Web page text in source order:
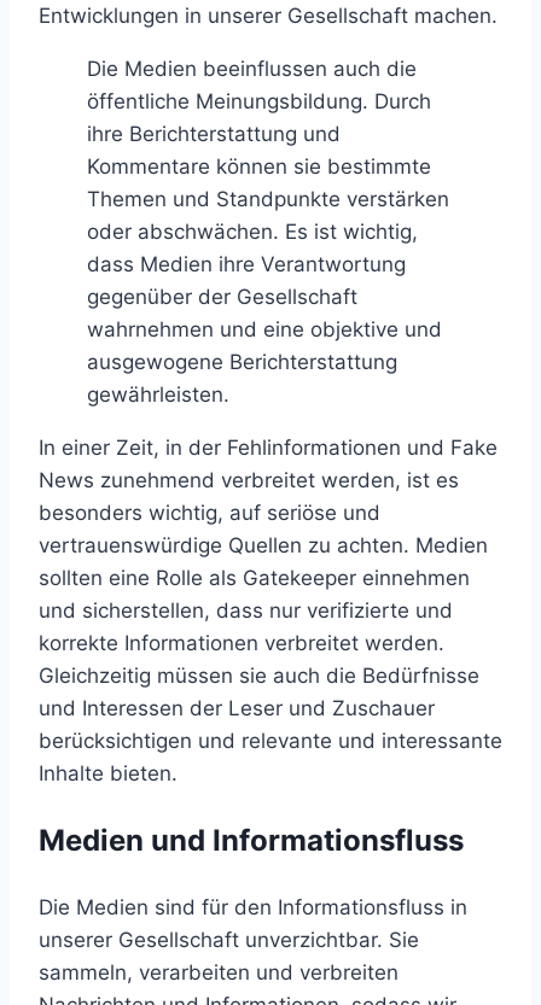
Entwicklungen in unserer Gesellschaft machen.
Die Medien beeinflussen auch die
öffentliche Meinungsbildung. Durch
ihre Berichterstattung und
Kommentare können sie bestimmte
Themen und Standpunkte verstärken
oder abschwächen. Es ist wichtig,
dass Medien ihre Verantwortung
gegenüber der Gesellschaft
wahrnehmen und eine objektive und
ausgewogene Berichterstattung
gewährleisten.
In einer Zeit, in der Fehlinformationen und Fake
News zunehmend verbreitet werden, ist es
besonders wichtig, auf seriöse und
vertrauenswürdige Quellen zu achten. Medien
sollten eine Rolle als Gatekeeper einnehmen
und sicherstellen, dass nur verifizierte und
korrekte Informationen verbreitet werden.
Gleichzeitig müssen sie auch die Bedürfnisse
und Interessen der Leser und Zuschauer
berücksichtigen und relevante und interessante
Inhalte bieten.
Medien und Informationsfluss
Die Medien sind für den Informationsfluss in
unserer Gesellschaft unverzichtbar. Sie
sammeln, verarbeiten und verbreiten